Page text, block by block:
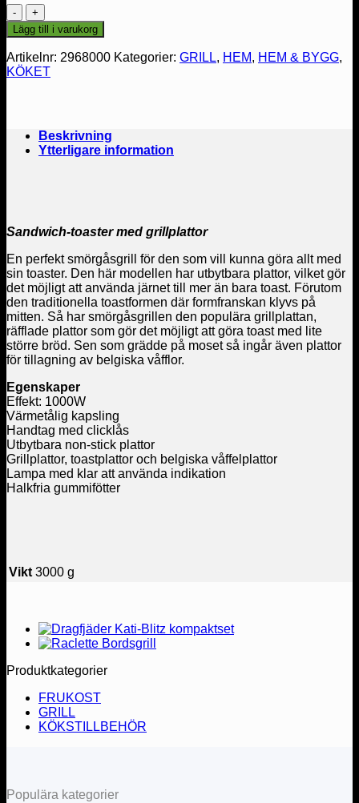
779 kr.
Smörgåsgrill
Multitoaster
mängd
Lägg till i varukorg
Artikelnr: 2968000 Kategorier: GRILL, HEM, HEM & BYGG,
KÖKET
Beskrivning
Ytterligare information
Sandwich-toaster med grillplattor
En perfekt smörgåsgrill för den som vill kunna göra allt med
sin toaster. Den här modellen har utbytbara plattor, vilket gör
det möjligt att använda järnet till mer än bara toast. Förutom
den traditionella toastformen där formfranskan klyvs på
mitten. Så har smörgåsgrillen den populära grillplattan,
räfflade plattor som gör det möjligt att göra toast med lite
större bröd. Sen som grädde på moset så ingår även plattor
för tillagning av belgiska våfflor.
Egenskaper
Effekt: 1000W
Värmetålig kapsling
Handtag med clicklås
Utbytbara non-stick plattor
Grillplattor, toastplattor och belgiska våffelplattor
Lampa med klar att använda indikation
Halkfria gummifötter
Vikt 3000 g
Produktkategorier
FRUKOST
GRILL
KÖKSTILLBEHÖR
Populära kategorier